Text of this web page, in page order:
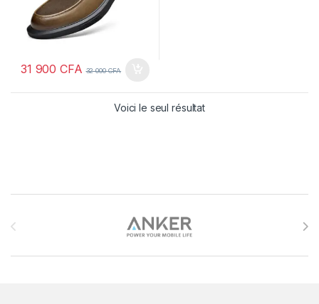
31 900CFA 32 000CFA
Voici le seul résultat